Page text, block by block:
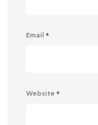
Email *
Website *